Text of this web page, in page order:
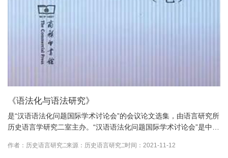
《语法化与语法研究》
是“汉语语法化问题国际学术讨论会”的会议论文选集，由语言研究所
历史语言学研究二室主办。“汉语语法化问题国际学术讨论会”是中国
作者：历史语言研究二室来源：历史语言研究二室时间：2021-11-12